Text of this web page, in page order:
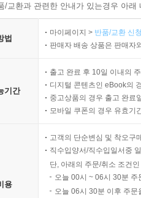
교환과 관련한 안내가 있는경우 아
법
마이페이지 > 반품/교환 신
판매자 배송 상품은 판매자
기간
출고 완료 후 10일 이내의
디지털 콘텐츠인 eBook의
중고상품의 경우 출고 완료
모바일 쿠폰의 경우 유효기
용
고객의 단순변심 및 착오구
직수입양서/직수입일서중
단, 아래의 주문/취소 조건
오늘 00시 ~ 06시 30분
오늘 06시 30분 이후 주